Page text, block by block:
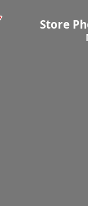
Store